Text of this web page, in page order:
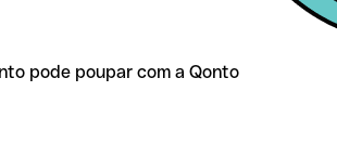
pode poupar com a Qonto